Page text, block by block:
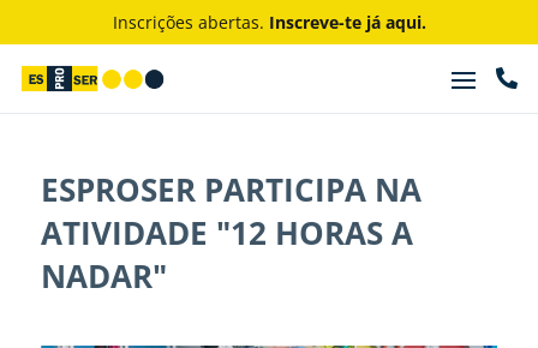
Inscrições abertas. Inscreve-te já aqui.

ESPROSER PARTICIPA NA
ATIVIDADE "12 HORAS A
NADAR"